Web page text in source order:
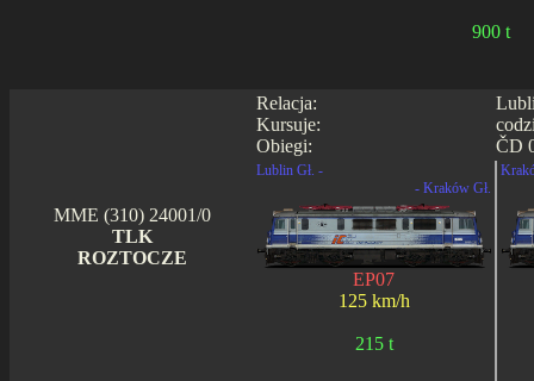
900 t
Relacja:
Kursuje:
Obiegi:
ČD
MME (310) 24001/0
TLK
ROZTOCZE
Lublin Gł. -
- Kraków Gł.
EP07
125 km/h
215 t